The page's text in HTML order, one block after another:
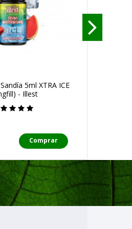
5ml XTRA ICE
- Illest
Comprar